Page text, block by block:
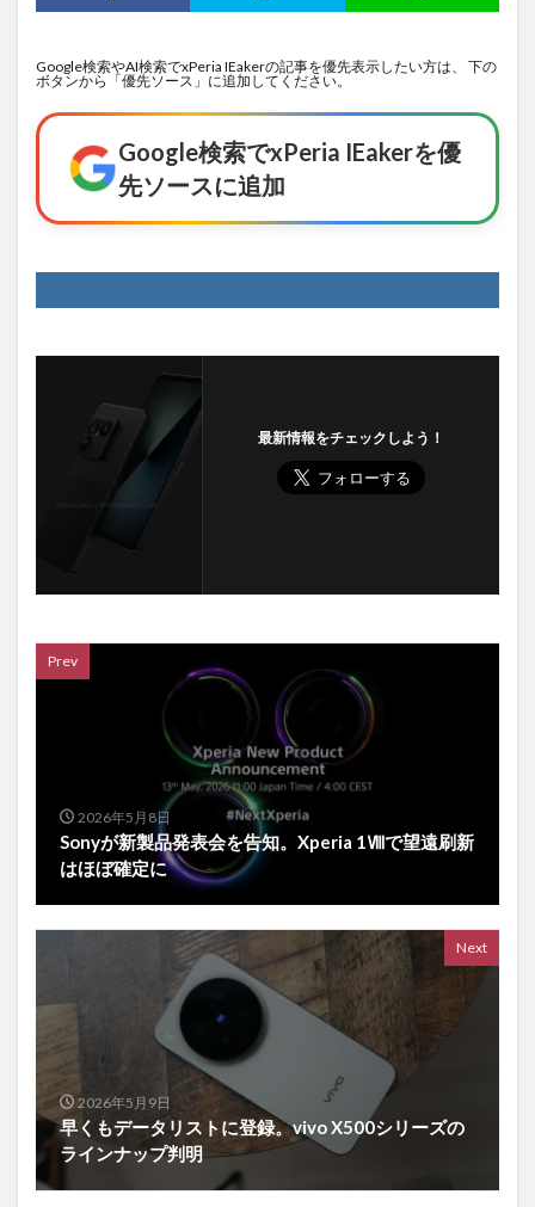
Google検索やAI検索でxPeria IEakerの記事を優先表示したい方は、 下の
ボタンから「優先ソース」に追加してください。
Google検索でxPeria IEakerを優
先ソースに追加
最新情報をチェックしよう！
Prev
2026年5月8日
Sonyが新製品発表会を告知。Xperia 1Ⅷで望遠刷新
はほぼ確定に
Next
2026年5月9日
早くもデータリストに登録。vivo X500シリーズの
ラインナップ判明